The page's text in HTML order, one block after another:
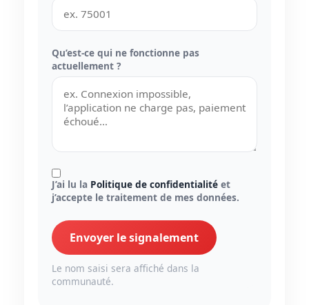
Qu’est-ce qui ne fonctionne pas
actuellement ?
J’ai lu la Politique de confidentialité et
j’accepte le traitement de mes données.
Envoyer le signalement
Le nom saisi sera affiché dans la
communauté.